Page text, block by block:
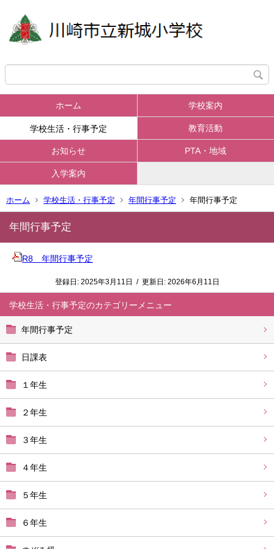
ホーム 学校案内
学校生活・行事予定 教育活動
お知らせ PTA・地域
入学案内
ホーム 学校生活・行事予定 年間行事予定 年間行事予定
学校生活・行事予定
年間行事予定
日課表
１年生
２年生
３年生
４年生
５年生
６年生
年間行事予定
R8 年間行事予定
登録日: 2025年3月11日 / 更新日: 2026年6月11日